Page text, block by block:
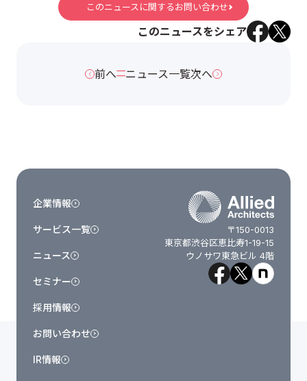
このニュースに関するお問い合わせ
このニュースをシェア
前へ ニュース一覧次へ
〒150-0013
東京都渋谷区恵比寿1-19-15
ウノサワ東急ビル 4階
企業情報
サービス一覧
ニュース
セミナー
採用情報
お問い合わせ
IR情報